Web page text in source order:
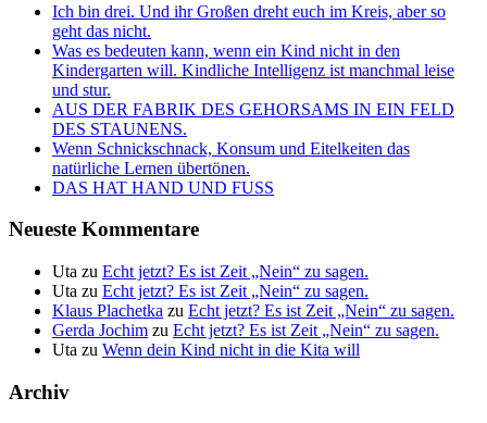
Ich bin drei. Und ihr Großen dreht euch im Kreis, aber so
geht das nicht.
Was es bedeuten kann, wenn ein Kind nicht in den
Kindergarten will. Kindliche Intelligenz ist manchmal leise
und stur.
AUS DER FABRIK DES GEHORSAMS IN EIN FELD
DES STAUNENS.
Wenn Schnickschnack, Konsum und Eitelkeiten das
natürliche Lernen übertönen.
DAS HAT HAND UND FUSS
Neueste Kommentare
Uta zu Echt jetzt? Es ist Zeit „Nein“ zu sagen.
Uta zu Echt jetzt? Es ist Zeit „Nein“ zu sagen.
Klaus Plachetka zu Echt jetzt? Es ist Zeit „Nein“ zu sagen.
Gerda Jochim zu Echt jetzt? Es ist Zeit „Nein“ zu sagen.
Uta zu Wenn dein Kind nicht in die Kita will
Archiv